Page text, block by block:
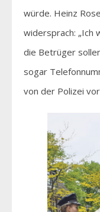
würde. Heinz
widersprach: „Ich
die Betrüger
sogar
von der Polizei